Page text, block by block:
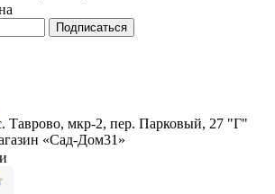
Таврово, мкр-2, пер. Парковый, 27 "Г"
«Сад-Дом31»